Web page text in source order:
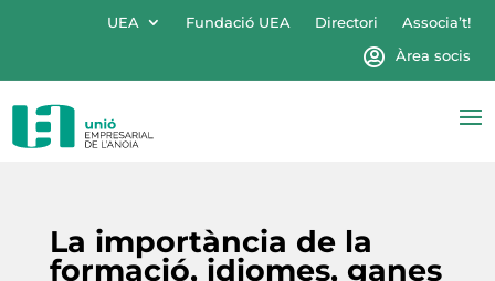
UEA Fundació UEA Directori
Associa’t!
Àrea socis
La importància de la
formació, idiomes, ganes